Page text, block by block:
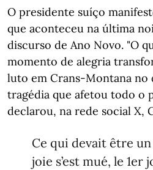
O presidente suíço
que aconteceu na última
discurso de Ano Novo. "O
momento de alegria
luto em Crans-Montana no
tragédia que afetou todo o
declarou, na rede social X,
Ce qui devait être
joie s’est mué, le 1er